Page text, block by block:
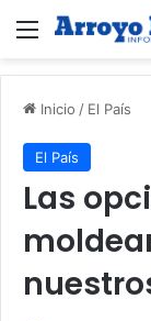
Menú
Inicio / El País
El País
Las